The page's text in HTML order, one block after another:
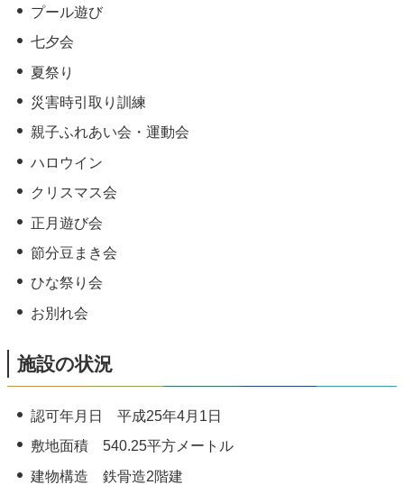
プール遊び
七夕会
夏祭り
災害時引取り訓練
親子ふれあい会・運動会
ハロウイン
クリスマス会
正月遊び会
節分豆まき会
ひな祭り会
お別れ会
施設の状況
認可年月日 平成25年4月1日
敷地面積 540.25平方メートル
建物構造 鉄骨造2階建